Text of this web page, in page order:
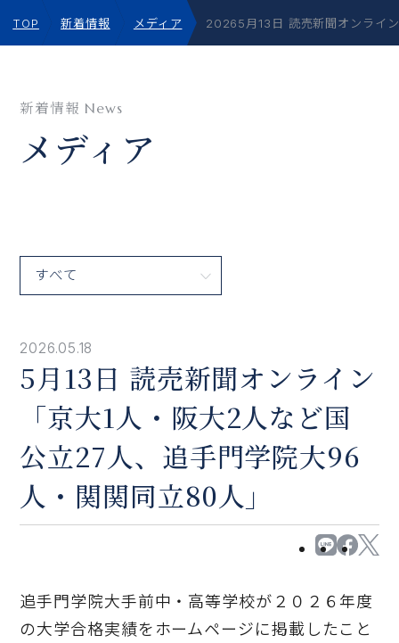
TOP 新着情報 メディア 20265月13日 読売新聞オンライ
新着情報 News
メディア
5月13日 読売新聞オンライン
「京大1人・阪大2人など国
公立27人、追手門学院大96
人・関関同立80人」
2026.05.18
追手門学院大手前中・高等学校が２０２６年度
の大学合格実績をホームページに掲載したこと